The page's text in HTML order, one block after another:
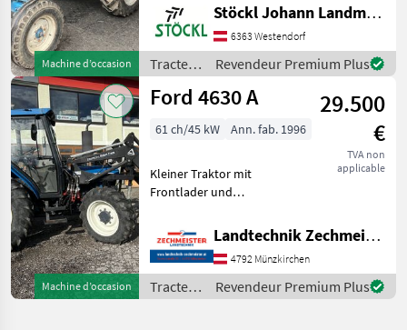
Machine d’occasion
Stöckl Johann Landmaschinen GesmbH & Co KG
6363 Westendorf
Tracteurs
/ Ford
Revendeur Premium Plus
Machine d’occasion
Ford 4630 A
29.500
€
TVA non
applicable
61 ch/45 kW Ann. fab. 1996
Kleiner Traktor mit
Frontlader und
Entraînement: Toutes roues
motrices, , Mouvement
inverse sans pression,
Chargeur frontal Tracteurs
Tracteurs agric
Landtechnik Zechmeister GmbH & Co KG
4792 Münzkirchen
Tracteurs
/ Ford
Revendeur Premium Plus